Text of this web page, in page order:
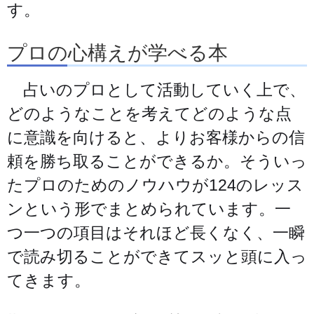
す。
プロの心構えが学べる本
占いのプロとして活動していく上で、
どのようなことを考えてどのような点
に意識を向けると、よりお客様からの信
頼を勝ち取ることができるか。そういっ
たプロのためのノウハウが124のレッス
ンという形でまとめられています。一
つ一つの項目はそれほど長くなく、一瞬
で読み切ることができてスッと頭に入っ
てきます。